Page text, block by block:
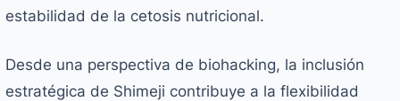
estabilidad de la cetosis nutricional.
Desde una perspectiva de biohacking, la inclusión
estratégica de Shimeji contribuye a la flexibilidad